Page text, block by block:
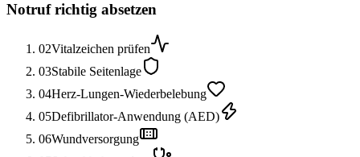
Notruf richtig absetzen
02Vitalzeichen prüfen
03Stabile Seitenlage
04Herz-Lungen-Wiederbelebung
05Defibrillator-Anwendung (AED)
06Wundversorgung